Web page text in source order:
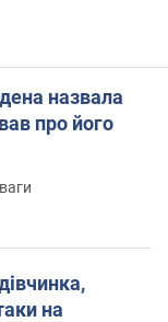
назвала
про його
на